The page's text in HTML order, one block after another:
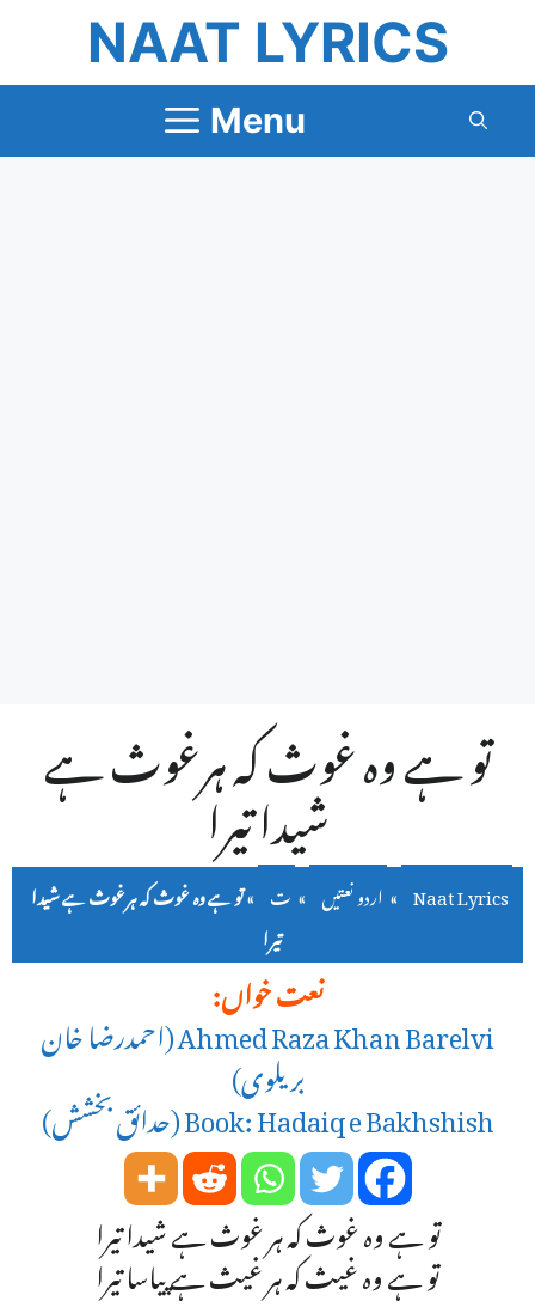
content
NAAT LYRICS
Menu
تو ہے وہ غوث کہ ہرغوث ہے
شیدا تیرا
Naat Lyrics
»اردو نعتیں »ت »تو ہے وہ غوث کہ ہرغوث ہے شیدا
تیرا
نعت خواں:
Ahmed Raza Khan Barelvi (احمدرضا خان
بریلوی)
Book: Hadaiq e Bakhshish (حدائق بخشش)
تو ہے وہ غوث کہ ہر غوث ہے شیدا تیرا
تو ہے وہ غیث کہ ہر غیث ہے پیاسا تیرا